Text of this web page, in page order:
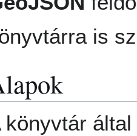
is
könyvtár